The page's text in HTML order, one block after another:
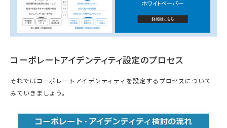
コーポレートアイデンティティ設定のプロセス
それではコーポレートアイデンティティを設定するプロセスについて
みていきましょう。